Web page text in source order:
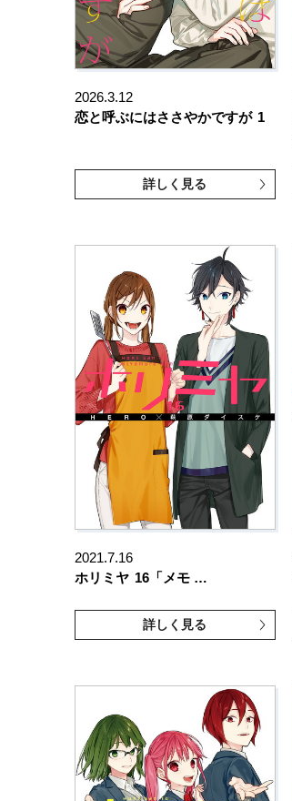
2026.3.12
恋と呼ぶにはささやかですが 1
詳しく見る
2021.7.16
ホリミヤ 16「メモ …
詳しく見る